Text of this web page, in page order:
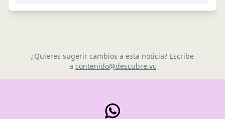
¿Quieres sugerir cambios a esta noticia? Escribe
a contenido@descubre.vc